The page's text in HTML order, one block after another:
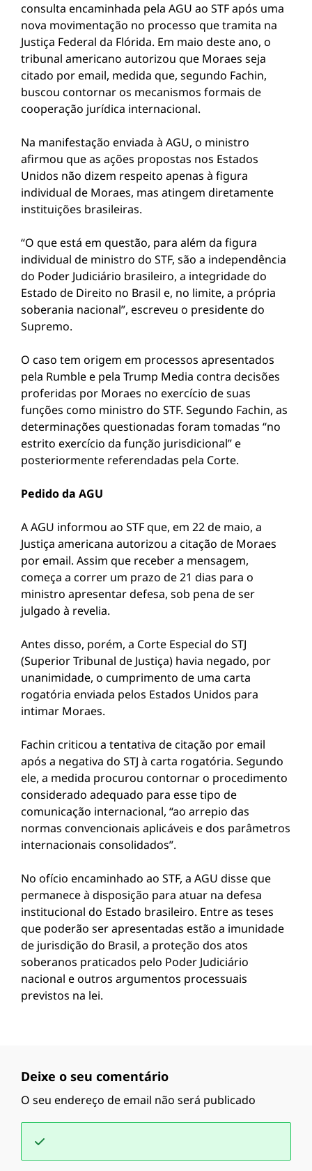
consulta encaminhada pela AGU ao STF após uma
nova movimentação no processo que tramita na
Justiça Federal da Flórida. Em maio deste ano, o
tribunal americano autorizou que Moraes seja
citado por email, medida que, segundo Fachin,
buscou contornar os mecanismos formais de
cooperação jurídica internacional.
Na manifestação enviada à AGU, o ministro
afirmou que as ações propostas nos Estados
Unidos não dizem respeito apenas à figura
individual de Moraes, mas atingem diretamente
instituições brasileiras.
“O que está em questão, para além da figura
individual de ministro do STF, são a independência
do Poder Judiciário brasileiro, a integridade do
Estado de Direito no Brasil e, no limite, a própria
soberania nacional”, escreveu o presidente do
Supremo.
O caso tem origem em processos apresentados
pela Rumble e pela Trump Media contra decisões
proferidas por Moraes no exercício de suas
funções como ministro do STF. Segundo Fachin, as
determinações questionadas foram tomadas “no
estrito exercício da função jurisdicional” e
posteriormente referendadas pela Corte.
Pedido da AGU
A AGU informou ao STF que, em 22 de maio, a
Justiça americana autorizou a citação de Moraes
por email. Assim que receber a mensagem,
começa a correr um prazo de 21 dias para o
ministro apresentar defesa, sob pena de ser
julgado à revelia.
Antes disso, porém, a Corte Especial do STJ
(Superior Tribunal de Justiça) havia negado, por
unanimidade, o cumprimento de uma carta
rogatória enviada pelos Estados Unidos para
intimar Moraes.
Fachin criticou a tentativa de citação por email
após a negativa do STJ à carta rogatória. Segundo
ele, a medida procurou contornar o procedimento
considerado adequado para esse tipo de
comunicação internacional, “ao arrepio das
normas convencionais aplicáveis e dos parâmetros
internacionais consolidados”.
No ofício encaminhado ao STF, a AGU disse que
permanece à disposição para atuar na defesa
institucional do Estado brasileiro. Entre as teses
que poderão ser apresentadas estão a imunidade
de jurisdição do Brasil, a proteção dos atos
soberanos praticados pelo Poder Judiciário
nacional e outros argumentos processuais
previstos na lei.
Deixe o seu comentário
O seu endereço de email não será publicado